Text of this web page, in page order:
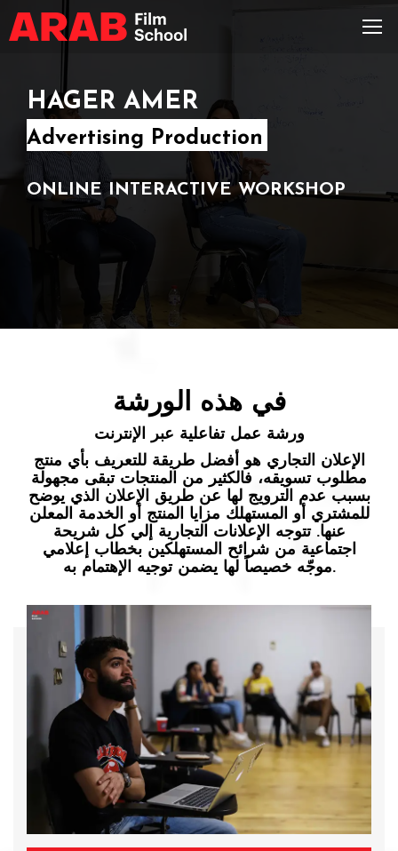
HAGER AMER
Advertising Production
ONLINE INTERACTIVE WORKSHOP
في هذه الورشة
ورشة عمل تفاعلية عبر الإنترنت
الإعلان التجاري هو أفضل طريقة للتعريف بأي منتج
مطلوب تسويقه، فالكثير من المنتجات تبقى مجهولة
بسبب عدم الترويج لها عن طريق الإعلان الذي يوضح
للمشتري أو المستهلك مزايا المنتج أو الخدمة المعلن
عنها. تتوجه الإعلانات التجارية إلي كل شريحة
اجتماعية من شرائح المستهلكين بخطاب إعلامي
موجّه خصيصاً لها يضمن توجيه الإهتمام به.